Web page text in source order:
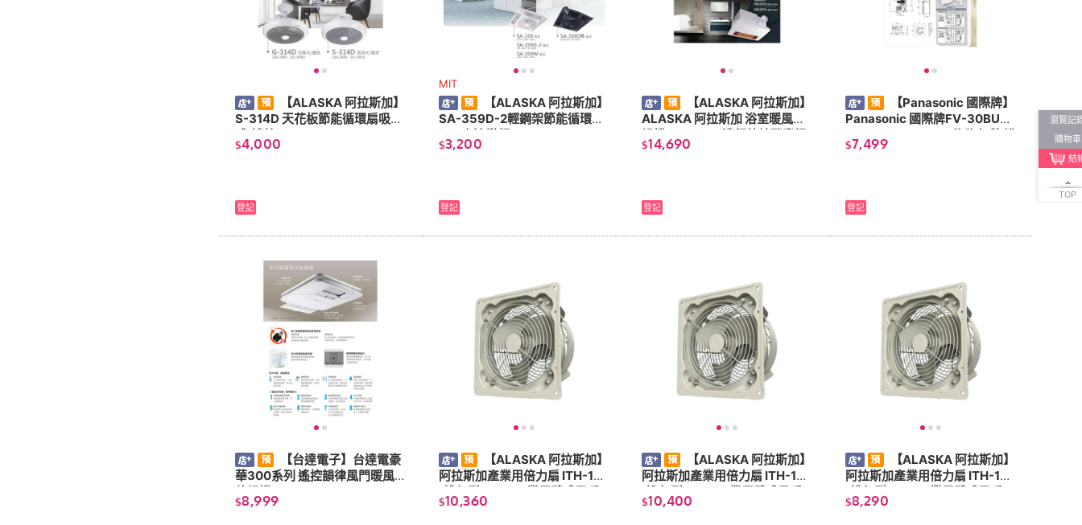
【ALASKA 阿拉斯加】
S-314D 天花板節能循環扇吸頂
式/遙控)
$4,000
登記
MIT
【ALASKA 阿拉斯加】
SA-359D-2輕鋼架節能循環扇
(DC直流變頻)
$3,200
登記
【ALASKA 阿拉斯加】
ALASKA 阿拉斯加 浴室暖風乾
燥機 968SKN(遠紅外線碳素燈
管)線控110V/220V
$14,690
登記
【Panasonic 國際牌】
Panasonic 國際牌FV-30BUY
3R/FV-30BUY3W 陶瓷加熱 浴
室暖風乾燥機 有線遙控 不含安
$7,499
登記
【台達電子】台達電豪
華300系列 遙控韻律風門暖風
乾燥機110V/220V(VHB30AC
MRT-A/VHB30BCMRT-A)
$8,999
【ALASKA 阿拉斯加】
阿拉斯加產業用倍力扇 ITH-18
(排氣型220v)工業用壁式風扇
$10,360
【ALASKA 阿拉斯加】
阿拉斯加產業用倍力扇 ITH-18
(進氣型220v)工業用壁式風扇
$10,400
【ALASKA 阿拉斯加】
阿拉斯加產業用倍力扇 ITH-14
(排氣型110v)工業用壁式風扇
$8,290
瀏覽記
購物車
結
TOP